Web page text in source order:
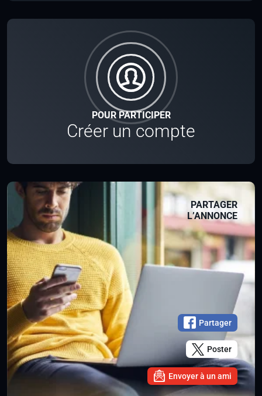
POUR PARTICIPER
Créer un compte
PARTAGER
L’ANNONCE
Partager
Poster
Envoyer à un ami